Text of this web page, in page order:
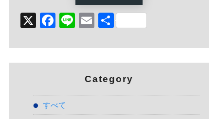
X Facebook
LineEmailShare
Category
すべて